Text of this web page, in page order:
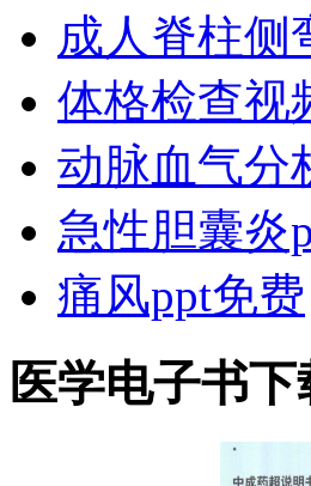
成人脊柱侧
体格检查视
动脉血气分
急性胆囊炎
痛风ppt免费
医学电子书下